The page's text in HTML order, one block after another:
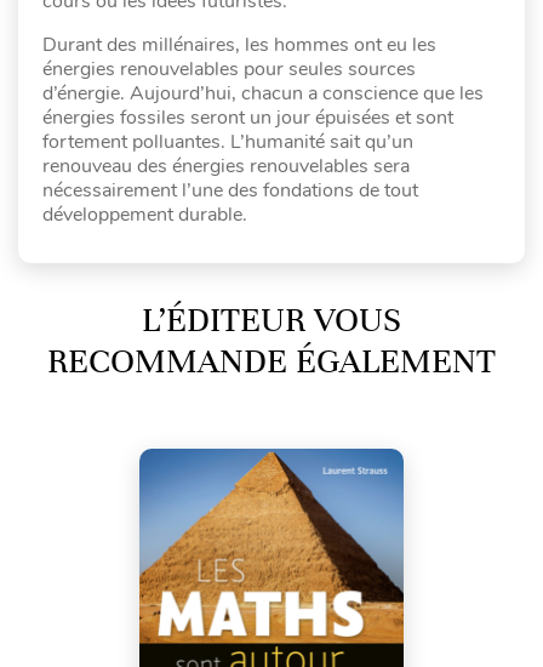
Durant des millénaires, les hommes ont eu les
énergies renouvelables pour seules sources
d’énergie. Aujourd’hui, chacun a conscience que les
énergies fossiles seront un jour épuisées et sont
fortement polluantes. L’humanité sait qu’un
renouveau des énergies renouvelables sera
nécessairement l’une des fondations de tout
développement durable.
L’ÉDITEUR VOUS
RECOMMANDE ÉGALEMENT